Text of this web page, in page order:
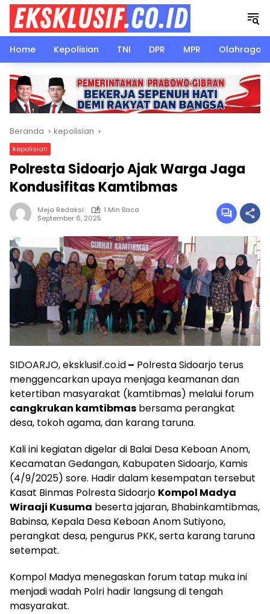
Langsung
konten
Home
Kepolisian TNI DPR MPR Olahraga
Beranda kepolisian
kepolisian
Polresta Sidoarjo Ajak Warga Jaga
Kondusifitas Kamtibmas
Meja Redaksi
1 Min Baca
September 6, 2025
SIDOARJO, eksklusif.co.id– Polresta Sidoarjo terus
menggencarkan upaya menjaga keamanan dan
ketertiban masyarakat (kamtibmas) melalui forum
cangkrukan kamtibmas bersama perangkat
desa, tokoh agama, dan karang taruna.
Kali ini kegiatan digelar di Balai Desa Keboan Anom,
Kecamatan Gedangan, Kabupaten Sidoarjo, Kamis
(4/9/2025) sore. Hadir dalam kesempatan tersebut
Kasat Binmas Polresta Sidoarjo Kompol Madya
Wiraaji Kusuma beserta jajaran, Bhabinkamtibmas,
Babinsa, Kepala Desa Keboan Anom Sutiyono,
perangkat desa, pengurus PKK, serta karang taruna
setempat.
Kompol Madya menegaskan forum tatap muka ini
menjadi wadah Polri hadir langsung di tengah
masyarakat.